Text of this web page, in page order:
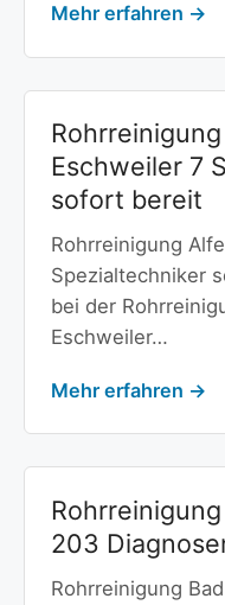
Mehr erfahren →
Eschweiler 7
sofort bereit
Rohrreinigung
Spezialtechniker
bei der
Eschweiler…
Mehr erfahren →
203
Rohrreinigung